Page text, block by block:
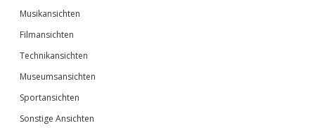
Musikansichten
Filmansichten
Technikansichten
Museumsansichten
Sportansichten
Sonstige Ansichten